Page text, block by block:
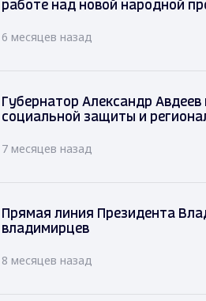
работе над новой народной
6 месяцев назад
Губернатор Александр
социальной защиты и
7 месяцев назад
Прямая линия Президента
владимирцев
8 месяцев назад